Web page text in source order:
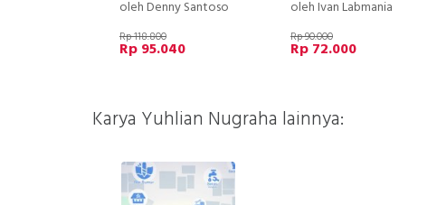
oleh Denny Santoso
Rp 118.800
Rp 95.040
oleh Ivan Labmania
Rp 90.000
Rp 72.000
Karya Yuhlian Nugraha lainnya: